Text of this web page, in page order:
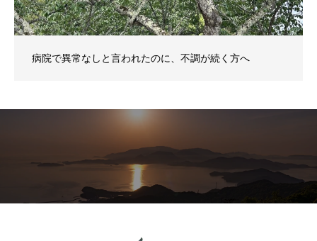
病院で異常なしと言われたのに、不調が続く方へ